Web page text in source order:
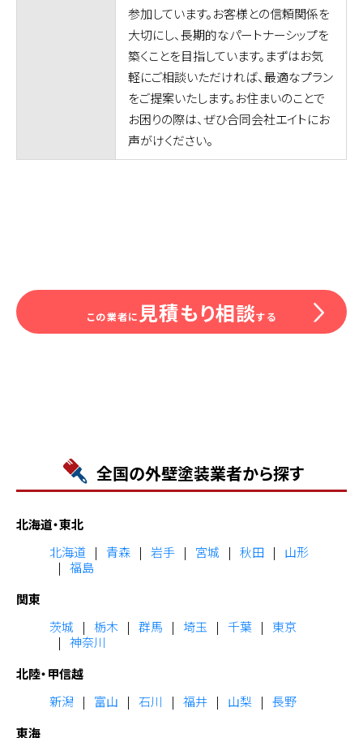
参加しています。お客様との信頼関係を
大切にし、長期的なパートナーシップを
築くことを目指しています。まずはお気
軽にご相談いただければ、最適なプラン
をご提案いたします。お住まいのことで
お困りの際は、ぜひ合同会社エイトにお
声がけください。
この業者に 見積もり相談する
全国の外壁塗装業者から探す
北海道・東北
北海道
青森 岩手 宮城 秋田
山形
福島
関東
茨城
栃木 群馬 埼玉 千葉
東京
神奈川
北陸・甲信越
新潟
富山 石川 福井 山梨
長野
東海